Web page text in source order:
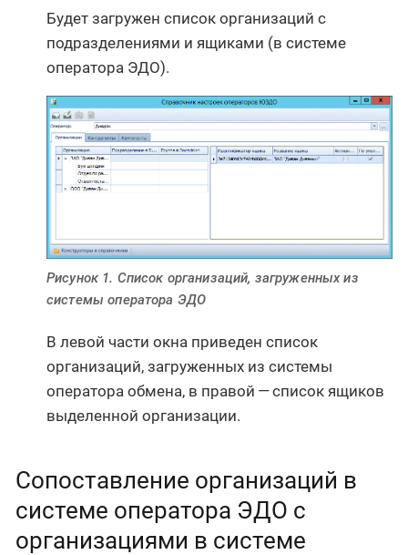
Будет загружен список организаций с
подразделениями и ящиками (в системе
оператора ЭДО).
Рисунок 1. Список организаций, загруженных из
системы оператора ЭДО
В левой части окна приведен список
организаций, загруженных из системы
оператора обмена, в правой — список ящиков
выделенной организации.
Сопоставление организаций в
системе оператора ЭДО с
организациями в системе